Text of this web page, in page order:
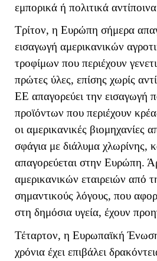
εμπορικά ή πολιτικά
Τρίτον, η Ευρώπη σήμερα
εισαγωγή αμερικανικών
τροφίμων που περιέχουν
πρώτες ύλες, επίσης χωρίς
ΕΕ απαγορεύει την εισαγωγή
προϊόντων που περιέχουν
οι αμερικανικές βιομηχανίες
σφάγια με διάλυμα χλωρίνης,
απαγορεύεται στην Ευρώπη.
αμερικανικών εταιρειών από
σημαντικούς λόγους, που
στη δημόσια υγεία, έχουν
Τέταρτον, η Ευρωπαϊκή
χρόνια έχει επιβάλει